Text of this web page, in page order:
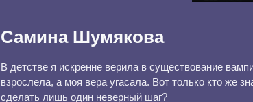
Самина Шумякова
В детстве я искренне верила в существование
взрослела, а моя вера угасала. Вот только кто же
сделать лишь один неверный шаг?